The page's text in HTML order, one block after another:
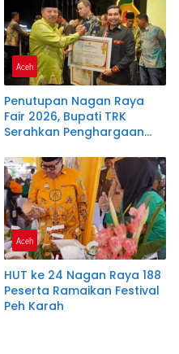
Aceh
Penutupan Nagan Raya
Fair 2026, Bupati TRK
Serahkan Penghargaan
Aceh
HUT ke 24 Nagan Raya 188
Peserta Ramaikan Festival
Peh Karah